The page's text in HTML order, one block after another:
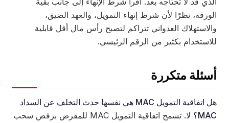
الورقة، نظرًا لأن شرط إنهاء التمويل، والعهد الضيق،
والاستهلاك العدواني تتراكم لتصبح رأس مال أقل قابلية
للاستخدام بكثير من الرقم الرئيسي.
أسئلة متكررة
هل اتفاقية التمويل MAC هي نفسها حدث التخلف عن السداد
MAC؟
لا. تسمح اتفاقية التمويل MAC للمقرض برفض سحب